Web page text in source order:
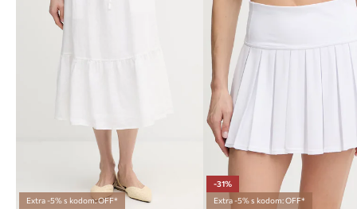
Extra -5% s kodom: OFF*
-31%
Extra -5% s kodom: OFF*